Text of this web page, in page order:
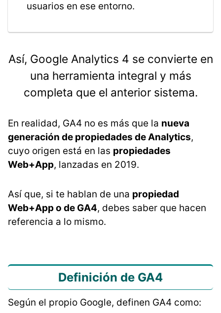
usuarios en ese entorno.
Así, Google Analytics 4 se convierte en
una herramienta integral y más
completa que el anterior sistema.
En realidad, GA4 no es más que la nueva
generación de propiedades de Analytics,
cuyo origen está en las propiedades
Web+App, lanzadas en 2019.
Así que, si te hablan de una propiedad
Web+App o de GA4, debes saber que hacen
referencia a lo mismo.
Definición de GA4
Según el propio Google, definen GA4 como: